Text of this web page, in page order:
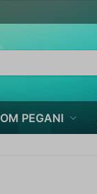
OM PEGANI